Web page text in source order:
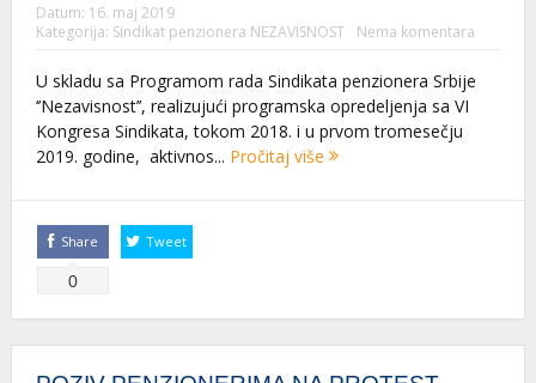
Datum: 16. maj 2019
Kategorija: Sindikat penzionera NEZAVISNOST Nema komentara
U skladu sa Programom rada Sindikata penzionera Srbije
‘’Nezavisnost’’, realizujući programska opredeljenja sa VI
Kongresa Sindikata, tokom 2018. i u prvom tromesečju
2019. godine, aktivnos... Pročitaj više
Share
0
Tweet